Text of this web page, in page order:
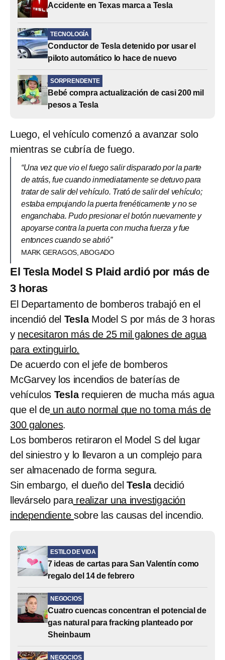
Accidente en Texas marca a Tesla
TECNOLOGÍA
Conductor de Tesla detenido por usar el
piloto automático lo hace de nuevo
SORPRENDENTE
Bebé compra actualización de casi 200 mil
pesos a Tesla
Luego, el vehículo comenzó a avanzar solo
mientras se cubría de fuego.
“Una vez que vio el fuego salir disparado por la parte
de atrás, fue cuando inmediatamente se detuvo para
tratar de salir del vehículo. Trató de salir del vehículo;
estaba empujando la puerta frenéticamente y no se
enganchaba. Pudo presionar el botón nuevamente y
apoyarse contra la puerta con mucha fuerza y fue
entonces cuando se abrió”
MARK GERAGOS, ABOGADO
El Tesla Model S Plaid ardió por más de
3 horas
El Departamento de bomberos trabajó en el
incendió del TeslaModel S por más de 3 horas
y necesitaron más de 25 mil galones de agua
para extinguirlo.
De acuerdo con el jefe de bomberos
McGarvey los incendios de baterías de
vehículos Teslarequieren de mucha más agua
que el deun auto normal que no toma más de
300 galones.
Los bomberos retiraron el Model S del lugar
del siniestro y lo llevaron a un complejo para
ser almacenado de forma segura.
Sin embargo, el dueño del Tesladecidió
llevárselo pararealizar una investigación
independiente sobre las causas del incendio.
ESTILO DE VIDA
7 ideas de cartas para San Valentín como
regalo del 14 de febrero
NEGOCIOS
Cuatro cuencas concentran el potencial de
gas natural para fracking planteado por
Sheinbaum
NEGOCIOS